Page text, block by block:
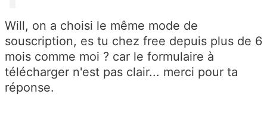
Will, on a choisi le même mode de
souscription, es tu chez free depuis plus de 6
mois comme moi ? car le formulaire à
télécharger n'est pas clair... merci pour ta
réponse.